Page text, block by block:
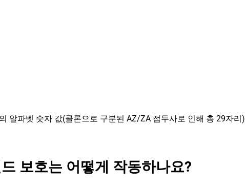
알파벳 숫자 값(콜론으로 구분된 AZ/ZA 접두사로 인해 총 29자리
보호는 어떻게 작동하나요?